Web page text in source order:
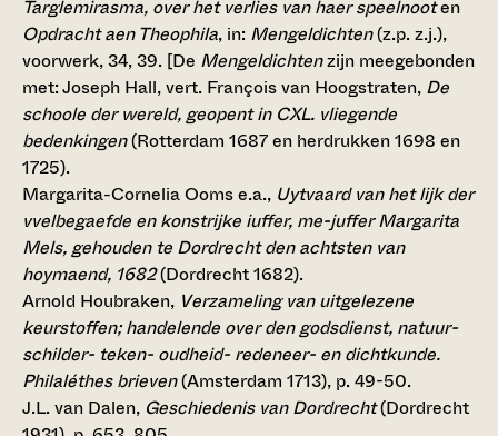
Targlemirasma, over het verlies van haer speelnooten
Opdracht aen Theophila, in: Mengeldichten(z.p. z.j.),
voorwerk, 34, 39. [De Mengeldichtenzijn meegebonden
met: Joseph Hall, vert. François van Hoogstraten, De
schoole der wereld, geopent in CXL. vliegende
bedenkingen(Rotterdam 1687 en herdrukken 1698 en
1725).
Margarita-Cornelia Ooms e.a., Uytvaard van het lijk der
vvelbegaefde en konstrijke iuffer, me-juffer Margarita
Mels, gehouden te Dordrecht den achtsten van
hoymaend, 1682(Dordrecht 1682).
Arnold Houbraken, Verzameling van uitgelezene
keurstoffen; handelende over den godsdienst, natuur-
schilder- teken- oudheid- redeneer- en dichtkunde.
Philaléthes brieven(Amsterdam 1713), p. 49-50.
J.L. van Dalen, Geschiedenis van Dordrecht(Dordrecht